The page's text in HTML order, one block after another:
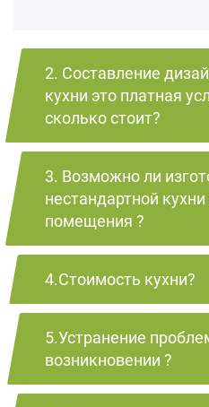
2. Составление
кухни это платная
сколько стоит?
3. Возможно ли
нестандартной
помещения ?
4.Стоимость кухни?
5.Устранение
возникновении ?